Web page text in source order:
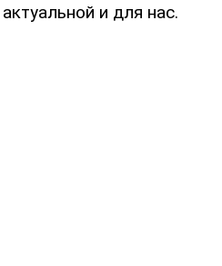
и для нac.